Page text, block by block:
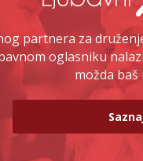
partnera za
oglasniku
možda